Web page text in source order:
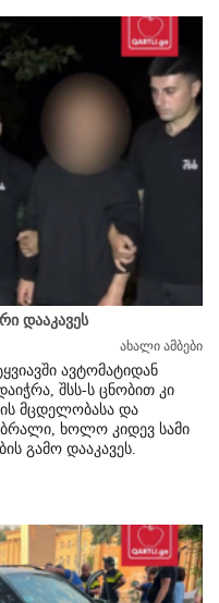
დააკავეს
ახალი ამბები
ავტომატიდან
შსს-ს ცნობით კი
მცდელობასა და
ბრალი, ხოლო კიდევ სამი
გამო დააკავეს.